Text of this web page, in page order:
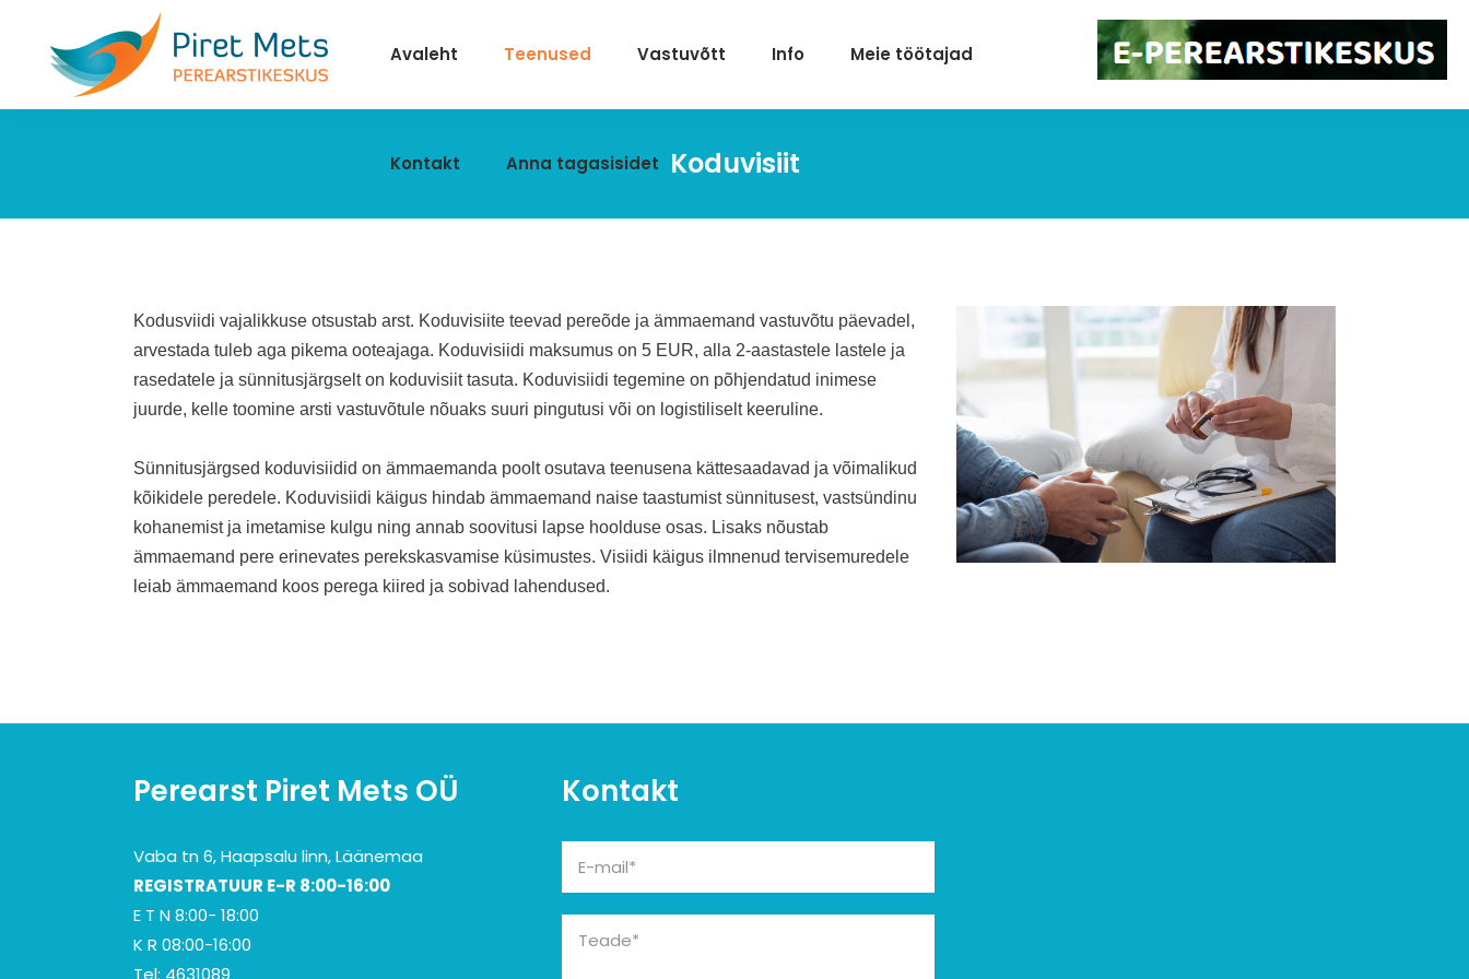
Avaleht Teenused Vastuvõtt Info Meie töötajad
Kontakt Anna tagasisidet Koduvisiit
Kodusviidi vajalikkuse otsustab arst. Koduvisiite teevad pereõde ja ämmaemand vastuvõtu päevadel,
arvestada tuleb aga pikema ooteajaga. Koduvisiidi maksumus on 5 EUR, alla 2-aastastele lastele ja
rasedatele ja sünnitusjärgselt on koduvisiit tasuta. Koduvisiidi tegemine on põhjendatud inimese
juurde, kelle toomine arsti vastuvõtule nõuaks suuri pingutusi või on logistiliselt keeruline.
Sünnitusjärgsed koduvisiidid on ämmaemanda poolt osutava teenusena kättesaadavad ja võimalikud
kõikidele peredele. Koduvisiidi käigus hindab ämmaemand naise taastumist sünnitusest, vastsündinu
kohanemist ja imetamise kulgu ning annab soovitusi lapse hoolduse osas. Lisaks nõustab
ämmaemand pere erinevates perekskasvamise küsimustes. Visiidi käigus ilmnenud tervisemuredele
leiab ämmaemand koos perega kiired ja sobivad lahendused.
Perearst Piret Mets OÜ
Vaba tn 6, Haapsalu linn, Läänemaa
REGISTRATUUR E-R 8:00-16:00
E T N 8:00- 18:00
K R 08:00-16:00
Tel: 4631089
Kontakt